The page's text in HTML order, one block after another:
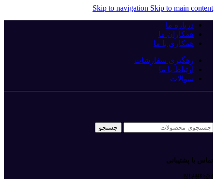
Skip to navigation Skip to main content
درباره ما
همکاران ما
همکاری با ما
رهگیری سفارشات
ارتباط با ما
سوالات
جستجو
تماس با پشتیبانی
021-4448-5753